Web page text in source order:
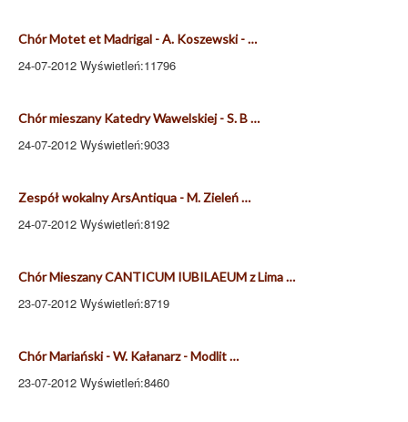
Chór Motet et Madrigal - A. Koszewski - …
24-07-2012 Wyświetleń:11796
Chór mieszany Katedry Wawelskiej - S. B …
24-07-2012 Wyświetleń:9033
Zespół wokalny ArsAntiqua - M. Zieleń …
24-07-2012 Wyświetleń:8192
Chór Mieszany CANTICUM IUBILAEUM z Lima …
23-07-2012 Wyświetleń:8719
Chór Mariański - W. Kałanarz - Modlit …
23-07-2012 Wyświetleń:8460